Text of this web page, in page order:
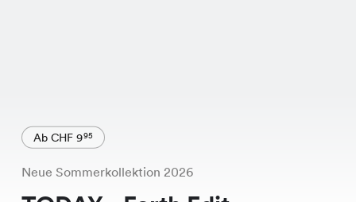
Ab CHF 995
Neue Sommerkollektion 2026